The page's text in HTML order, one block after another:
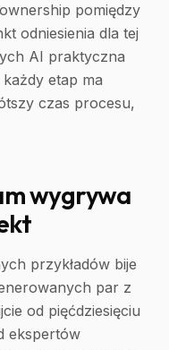
pomiędzy
odniesienia dla tej
AI praktyczna
etap ma
czas procesu,
wygrywa
przykładów bije
par z
od pięćdziesięciu
ekspertów